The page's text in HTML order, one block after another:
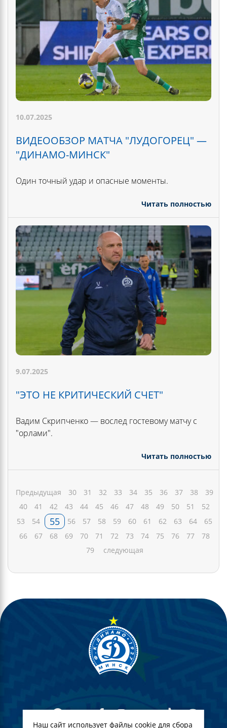
10.07.2025
ВИДЕООБЗОР МАТЧА "ЛУДОГОРЕЦ" —
"ДИНАМО-МИНСК"
Один точный удар и опасные моменты.
Читать полностью
9.07.2025
"ЭТО НЕ КРИТИЧЕСКИЙ СЧЕТ"
Вадим Скрипченко — вослед гостевому матчу с
"орлами".
Читать полностью
Предыдущая 30 31 32 33 34 35 36 37 38
39
40
41 42 43 44 45 46 47 48 49 50 51
52
53
54 55 56 57 58 59 60 61 62 63 64
65
66
67 68 69 70 71 72 73 74 75 76 77
78
79
следующая
Наш сайт использует файлы cookie для сбора